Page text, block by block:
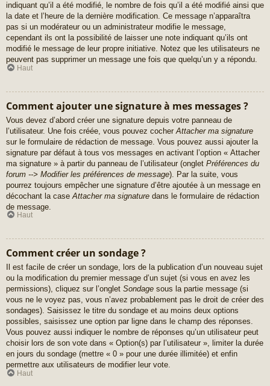
indiquant qu’il a été modifié, le nombre de fois qu’il a été modifié ainsi que
la date et l’heure de la dernière modification. Ce message n’apparaîtra
pas si un modérateur ou un administrateur modifie le message,
cependant ils ont la possibilité de laisser une note indiquant qu’ils ont
modifié le message de leur propre initiative. Notez que les utilisateurs ne
peuvent pas supprimer un message une fois que quelqu’un y a répondu.
Haut
Comment ajouter une signature à mes messages ?
Vous devez d’abord créer une signature depuis votre panneau de
l’utilisateur. Une fois créée, vous pouvez cocher Attacher ma signature
sur le formulaire de rédaction de message. Vous pouvez aussi ajouter la
signature par défaut à tous vos messages en activant l’option « Attacher
ma signature » à partir du panneau de l’utilisateur (onglet Préférences du
forum --> Modifier les préférences de message). Par la suite, vous
pourrez toujours empêcher une signature d’être ajoutée à un message en
décochant la case Attacher ma signature dans le formulaire de rédaction
de message.
Haut
Comment créer un sondage ?
Il est facile de créer un sondage, lors de la publication d’un nouveau sujet
ou la modification du premier message d’un sujet (si vous en avez les
permissions), cliquez sur l’onglet Sondage sous la partie message (si
vous ne le voyez pas, vous n’avez probablement pas le droit de créer des
sondages). Saisissez le titre du sondage et au moins deux options
possibles, saisissez une option par ligne dans le champ des réponses.
Vous pouvez aussi indiquer le nombre de réponses qu’un utilisateur peut
choisir lors de son vote dans « Option(s) par l’utilisateur », limiter la durée
en jours du sondage (mettre « 0 » pour une durée illimitée) et enfin
permettre aux utilisateurs de modifier leur vote.
Haut